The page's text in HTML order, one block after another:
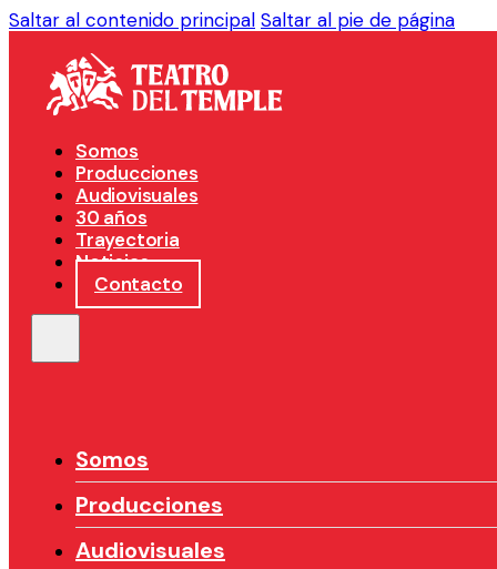
Saltar al contenido principal Saltar al pie de página
Somos
Producciones
Audiovisuales
30 años
Trayectoria
Noticias
Contacto
Somos
Producciones
Audiovisuales